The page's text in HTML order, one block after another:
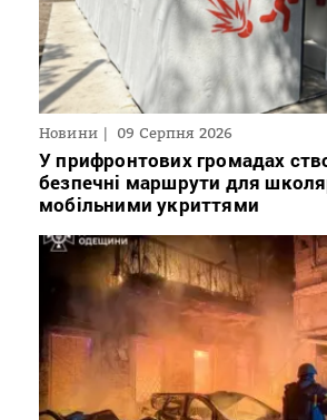
Новини 09 Серпня 2026
У прифронтових громадах
безпечні маршрути для
мобільними укриттями